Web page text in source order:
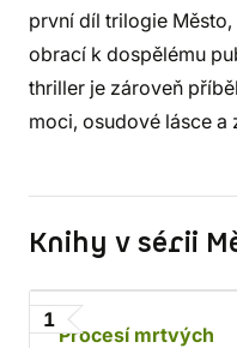
první díl trilogie
obrací k dospělému
thriller je zároveň
moci, osudové lásce a
Knihy v sérii
1
Procesí mrtvých